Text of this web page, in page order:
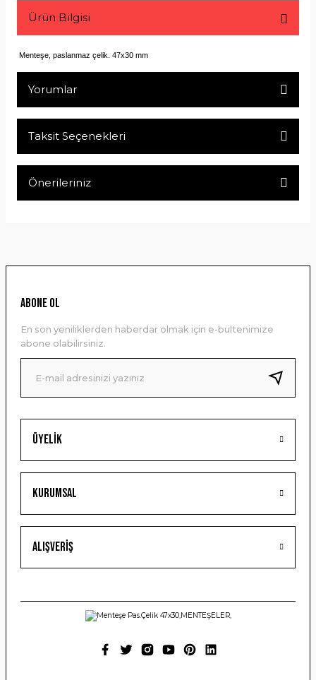
Ürün Bilgisi
Menteşe, paslanmaz çelik. 47x30 mm
Yorumlar
Taksit Seçenekleri
Önerileriniz
Ürün resmi kalitesiz, bozuk veya görüntülenemiyor.
Ürün bilgilerinde hatalar bulunuyor.
Ürün fiyatı diğer sitelerden daha pahalı.
Bu ürüne benzer farklı alternatifler olmalı.
Gönder
Üyelik
Kurumsal
Alışveriş
ABONE OL
En son yeniliklerden haberdar olmak için e-bültenimize
abone olabilirsiniz.